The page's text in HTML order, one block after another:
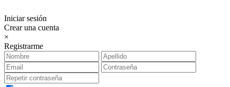
Iniciar sesión
Crear una cuenta
×
Registrarme